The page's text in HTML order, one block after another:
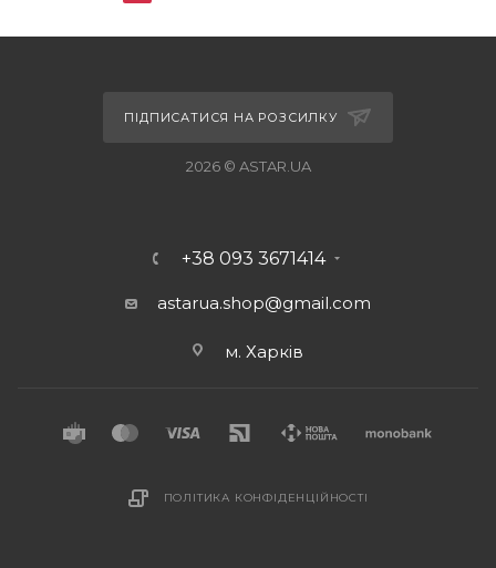
ПІДПИСАТИСЯ НА РОЗСИЛКУ
2026 © ASTAR.UA
+38 093 3671414
astarua.shop@gmail.com
м. Харків
ПОЛІТИКА КОНФІДЕНЦІЙНОСТІ